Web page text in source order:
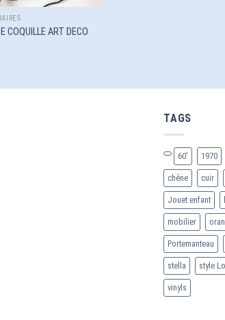
COQUILLE ART DECO
TAGS
60' 1970
chêne cuir
Jouet enfant
mobilier
Portemanteau
stella style
vinyls